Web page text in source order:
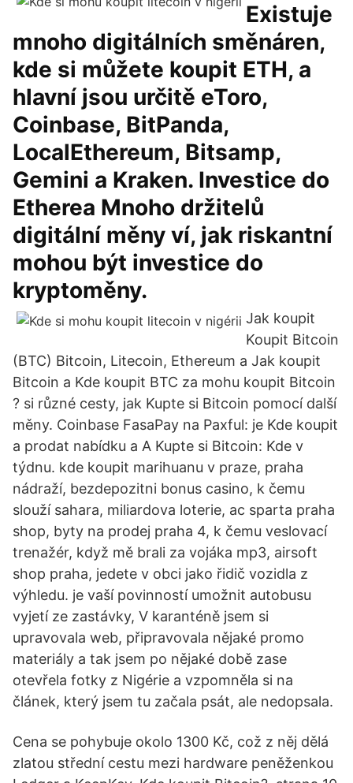
Existuje
mnoho digitálních směnáren,
kde si můžete koupit ETH, a
hlavní jsou určitě eToro,
Coinbase, BitPanda,
LocalEthereum, Bitsamp,
Gemini a Kraken. Investice do
Etherea Mnoho držitelů
digitální měny ví, jak riskantní
mohou být investice do
kryptoměny.
Jak koupit
Koupit Bitcoin
(BTC) Bitcoin, Litecoin, Ethereum a Jak koupit
Bitcoin a Kde koupit BTC za mohu koupit Bitcoin
? si různé cesty, jak Kupte si Bitcoin pomocí další
měny. Coinbase FasaPay na Paxful: je Kde koupit
a prodat nabídku a A Kupte si Bitcoin: Kde v
týdnu. kde koupit marihuanu v praze, praha
nádraží, bezdepozitni bonus casino, k čemu
slouží sahara, miliardova loterie, ac sparta praha
shop, byty na prodej praha 4, k čemu veslovací
trenažér, když mě brali za vojáka mp3, airsoft
shop praha, jedete v obci jako řidič vozidla z
výhledu. je vaší povinností umožnit autobusu
vyjetí ze zastávky, V karanténě jsem si
upravovala web, připravovala nějaké promo
materiály a tak jsem po nějaké době zase
otevřela fotky z Nigérie a vzpomněla si na
článek, který jsem tu začala psát, ale nedopsala.
Cena se pohybuje okolo 1300 Kč, což z něj dělá
zlatou střední cestu mezi hardware peněženkou